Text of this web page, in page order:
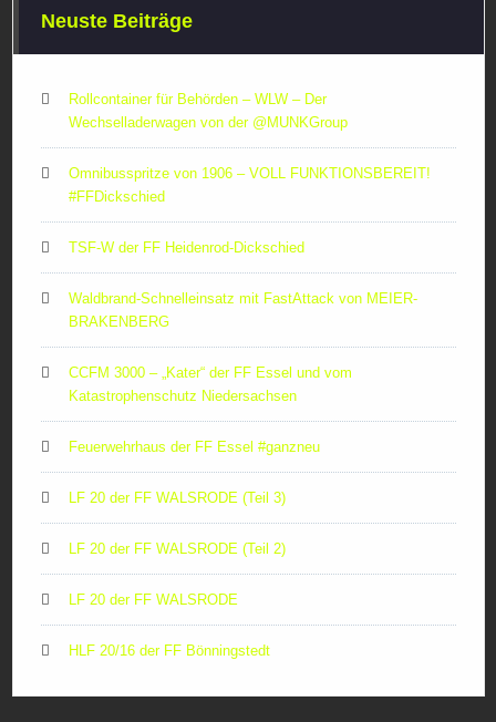
Neuste Beiträge
Rollcontainer für Behörden – WLW – Der
Wechselladerwagen von der ‪@MUNKGroup‬
Omnibusspritze von 1906 – VOLL FUNKTIONSBEREIT!
#FFDickschied
TSF-W der FF Heidenrod-Dickschied
Waldbrand-Schnelleinsatz mit FastAttack von MEIER-
BRAKENBERG
CCFM 3000 – „Kater“ der FF Essel und vom
Katastrophenschutz Niedersachsen
Feuerwehrhaus der FF Essel #ganzneu
LF 20 der FF WALSRODE (Teil 3)
LF 20 der FF WALSRODE (Teil 2)
LF 20 der FF WALSRODE
HLF 20/16 der FF Bönningstedt